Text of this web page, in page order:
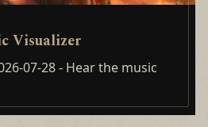
Visualizer
07-28- Hear the music